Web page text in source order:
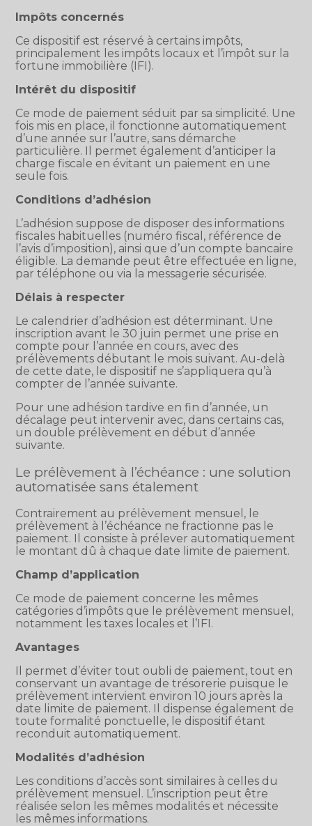
Impôts concernés
Ce dispositif est réservé à certains impôts,
principalement les impôts locaux et l’impôt sur la
fortune immobilière (IFI).
Intérêt du dispositif
Ce mode de paiement séduit par sa simplicité. Une
fois mis en place, il fonctionne automatiquement
d’une année sur l’autre, sans démarche
particulière. Il permet également d’anticiper la
charge fiscale en évitant un paiement en une
seule fois.
Conditions d’adhésion
L’adhésion suppose de disposer des informations
fiscales habituelles (numéro fiscal, référence de
l’avis d’imposition), ainsi que d’un compte bancaire
éligible. La demande peut être effectuée en ligne,
par téléphone ou via la messagerie sécurisée.
Délais à respecter
Le calendrier d’adhésion est déterminant. Une
inscription avant le 30 juin permet une prise en
compte pour l’année en cours, avec des
prélèvements débutant le mois suivant. Au-delà
de cette date, le dispositif ne s’appliquera qu’à
compter de l’année suivante.
Pour une adhésion tardive en fin d’année, un
décalage peut intervenir avec, dans certains cas,
un double prélèvement en début d’année
suivante.
Le prélèvement à l’échéance : une solution
automatisée sans étalement
Contrairement au prélèvement mensuel, le
prélèvement à l’échéance ne fractionne pas le
paiement. Il consiste à prélever automatiquement
le montant dû à chaque date limite de paiement.
Champ d’application
Ce mode de paiement concerne les mêmes
catégories d’impôts que le prélèvement mensuel,
notamment les taxes locales et l’IFI.
Avantages
Il permet d’éviter tout oubli de paiement, tout en
conservant un avantage de trésorerie puisque le
prélèvement intervient environ 10 jours après la
date limite de paiement. Il dispense également de
toute formalité ponctuelle, le dispositif étant
reconduit automatiquement.
Modalités d’adhésion
Les conditions d’accès sont similaires à celles du
prélèvement mensuel. L’inscription peut être
réalisée selon les mêmes modalités et nécessite
les mêmes informations.